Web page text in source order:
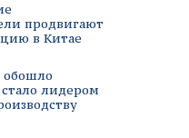
продвигают
в Китае
обошло
лидером